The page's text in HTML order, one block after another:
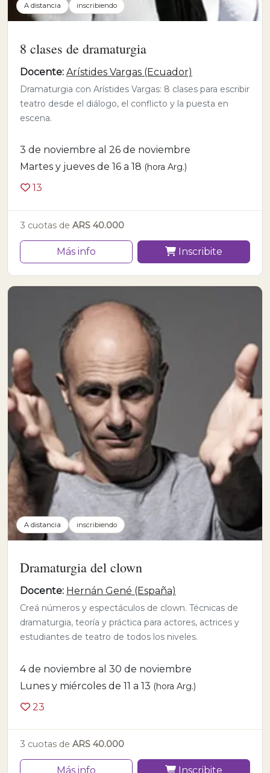
A distancia inscribiendo
8 clases de dramaturgia
Docente: Arístides Vargas (Ecuador)
Dramaturgia con Arístides Vargas: 8 clases para escribir
teatro desde el diálogo, el conflicto y la puesta en
escena.
3 de noviembre al 26 de noviembre
Martes y jueves de 16 a 18 (hora Arg.)
13
3 cuotas de ARS 40.000
Más info Inscribite
A distancia inscribiendo
Dramaturgia del clown
Docente: Hernán Gené (España)
Creá números y espectáculos de clown. Técnicas de
dramaturgia, teoría y práctica para actores, actrices y
estudiantes de teatro de todos los niveles.
4 de noviembre al 30 de noviembre
Lunes y miércoles de 11 a 13 (hora Arg.)
23
3 cuotas de ARS 40.000
Más info Inscribite